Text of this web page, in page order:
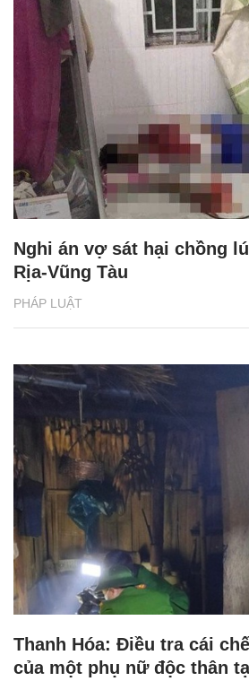
PHÁP LUẬT
Nghi án vợ sát hại chồng
Rịa-Vũng Tàu
Thanh Hóa: Điều tra cái
của một phụ nữ độc thân